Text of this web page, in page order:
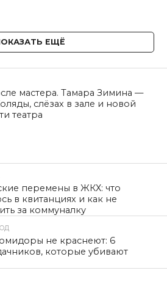
ЕЩЁ
мастера. Тамара Зимина —
слёзах в зале и новой
театра
перемены в ЖКХ: что
в квитанциях и как не
за коммуналку
не краснеют: 6
которые убивают